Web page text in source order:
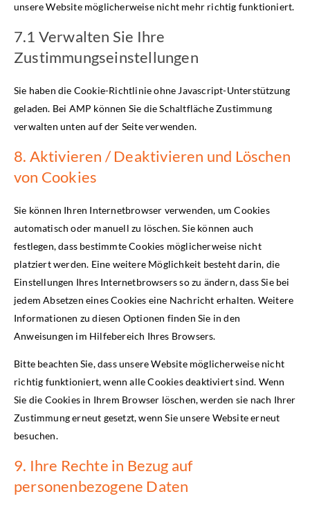
unsere Website möglicherweise nicht mehr richtig funktioniert.
7.1 Verwalten Sie Ihre
Zustimmungseinstellungen
Sie haben die Cookie-Richtlinie ohne Javascript-Unterstützung
geladen. Bei AMP können Sie die Schaltfläche Zustimmung
verwalten unten auf der Seite verwenden.
8. Aktivieren / Deaktivieren und Löschen
von Cookies
Sie können Ihren Internetbrowser verwenden, um Cookies
automatisch oder manuell zu löschen. Sie können auch
festlegen, dass bestimmte Cookies möglicherweise nicht
platziert werden. Eine weitere Möglichkeit besteht darin, die
Einstellungen Ihres Internetbrowsers so zu ändern, dass Sie bei
jedem Absetzen eines Cookies eine Nachricht erhalten. Weitere
Informationen zu diesen Optionen finden Sie in den
Anweisungen im Hilfebereich Ihres Browsers.
Bitte beachten Sie, dass unsere Website möglicherweise nicht
richtig funktioniert, wenn alle Cookies deaktiviert sind. Wenn
Sie die Cookies in Ihrem Browser löschen, werden sie nach Ihrer
Zustimmung erneut gesetzt, wenn Sie unsere Website erneut
besuchen.
9. Ihre Rechte in Bezug auf
personenbezogene Daten